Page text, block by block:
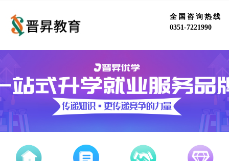
全国咨询热线
0351-7221990